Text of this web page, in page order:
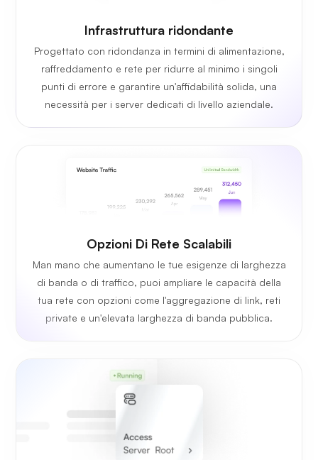
Infrastruttura ridondante
Progettato con ridondanza in termini di alimentazione,
raffreddamento e rete per ridurre al minimo i singoli
punti di errore e garantire un'affidabilità solida, una
necessità per i server dedicati di livello aziendale.
Opzioni Di Rete Scalabili
Man mano che aumentano le tue esigenze di larghezza
di banda o di traffico, puoi ampliare le capacità della
tua rete con opzioni come l'aggregazione di link, reti
private e un'elevata larghezza di banda pubblica.